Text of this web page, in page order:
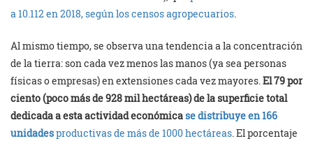
a 10.112 en 2018, según los censos agropecuarios.
Al mismo tiempo, se observa una tendencia a la concentración
de la tierra: son cada vez menos las manos (ya sea personas
físicas o empresas) en extensiones cada vez mayores.El 79 por
ciento (poco más de 928 mil hectáreas) de la superficie total
dedicada a esta actividad económica se distribuye en 166
unidadesproductivas de más de 1000 hectáreas. El porcentaje